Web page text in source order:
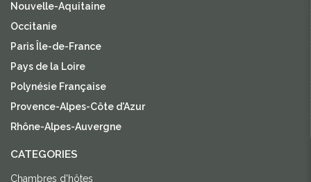
Nouvelle-Aquitaine
Occitanie
Paris Île-de-France
Pays de la Loire
Polynésie Française
Provence-Alpes-Côte d'Azur
Rhône-Alpes-Auvergne
CATEGORIES
Chambres d'hôtes